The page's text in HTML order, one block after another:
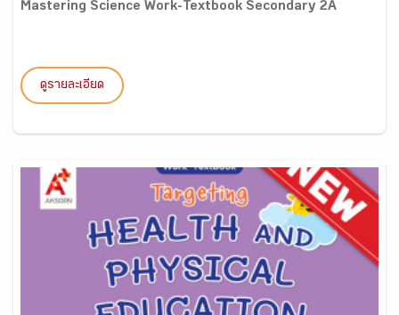
Mastering Science Work-Textbook Secondary 2A
ดูรายละเอียด